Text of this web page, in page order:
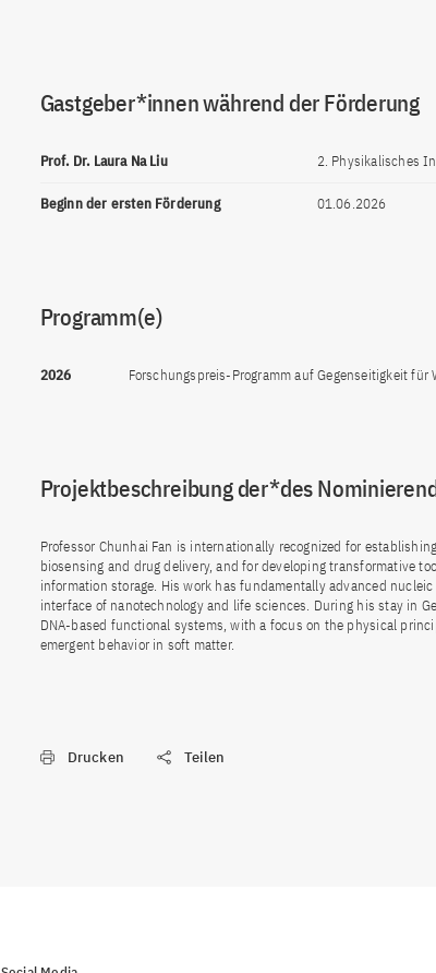
Gastgeber*innen während der Förderung
Prof. Dr. Laura Na Liu 2. Physikalisches
Beginn der ersten Förderung 01.06.2026
Programm(e)
2026 Forschungspreis-Programm auf Gegenseitigkeit
Projektbeschreibung der*des
Professor Chunhai Fan is internationally recognized for
biosensing and drug delivery, and for developing transformative
information storage. His work has fundamentally advanced
interface of nanotechnology and life sciences. During his stay in
DNA-based functional systems, with a focus on the physical
emergent behavior in soft matter.
Drucken Teilen